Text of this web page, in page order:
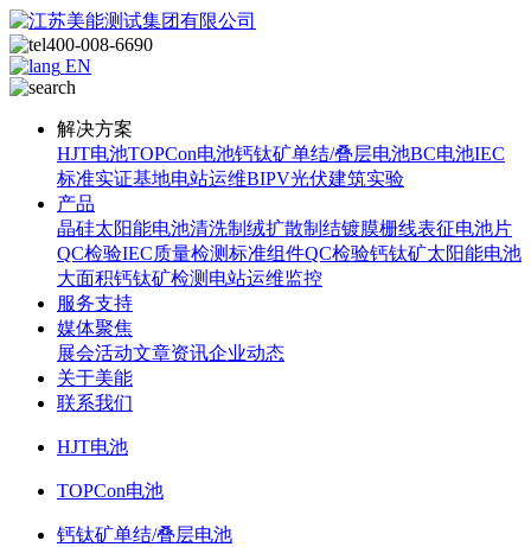
400-008-6690
EN
解决方案
HJT电池TOPCon电池钙钛矿单结/叠层电池BC电池IEC
标准实证基地电站运维BIPV光伏建筑实验
产品
晶硅太阳能电池清洗制绒扩散制结镀膜栅线表征电池片
QC检验IEC质量检测标准组件QC检验钙钛矿太阳能电池
大面积钙钛矿检测 电站运维监控
服务支持
媒体聚焦
展会活动文章资讯企业动态
关于美能
联系我们
HJT电池
TOPCon电池
钙钛矿单结/叠层电池